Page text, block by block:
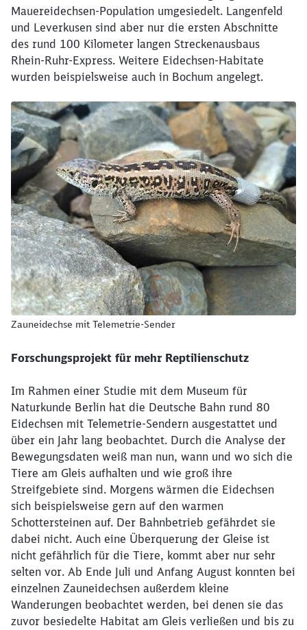
Mauereidechsen-Population umgesiedelt. Langenfeld
und Leverkusen sind aber nur die ersten Abschnitte
des rund 100 Kilometer langen Streckenausbaus
Rhein-Ruhr-Express. Weitere Eidechsen-Habitate
wurden beispielsweise auch in Bochum angelegt.
Zauneidechse mit Telemetrie-Sender
Forschungsprojekt für mehr Reptilienschutz
Im Rahmen einer Studie mit dem Museum für
Naturkunde Berlin hat die Deutsche Bahn rund 80
Eidechsen mit Telemetrie-Sendern ausgestattet und
über ein Jahr lang beobachtet. Durch die Analyse der
Bewegungsdaten weiß man nun, wann und wo sich die
Tiere am Gleis aufhalten und wie groß ihre
Streifgebiete sind. Morgens wärmen die Eidechsen
sich beispielsweise gern auf den warmen
Schottersteinen auf. Der Bahnbetrieb gefährdet sie
dabei nicht. Auch eine Überquerung der Gleise ist
nicht gefährlich für die Tiere, kommt aber nur sehr
selten vor. Ab Ende Juli und Anfang August konnten bei
einzelnen Zauneidechsen außerdem kleine
Wanderungen beobachtet werden, bei denen sie das
zuvor besiedelte Habitat am Gleis verließen und bis zu
Schließen
Möchten Sie zuweitergeleitet
werden?